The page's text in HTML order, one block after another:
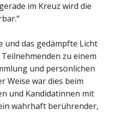
im Kreuz wird die
und das gedämpfte Licht
zu einem
und persönlichen
Weise war dies beim
und Kandidatinnen mit
wahrhaft berührender,